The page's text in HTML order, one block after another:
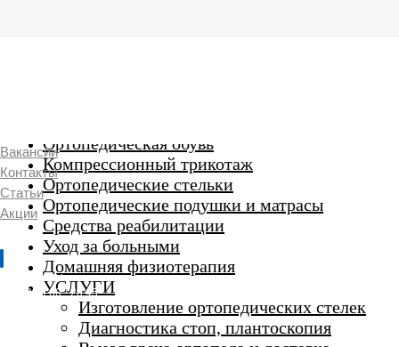
г. Люберцы
Пн-Вс 9:00 - 20:45
Ортопедическая обувь
Компрессионный трикотаж
Ортопедические стельки
Ортопедические подушки и матрасы
Средства реабилитации
Уход за больными
Домашняя физиотерапия
УСЛУГИ
Изготовление ортопедических стелек
Диагностика стоп, плантоскопия
Вакансии
Контакты
Статьи
Акции